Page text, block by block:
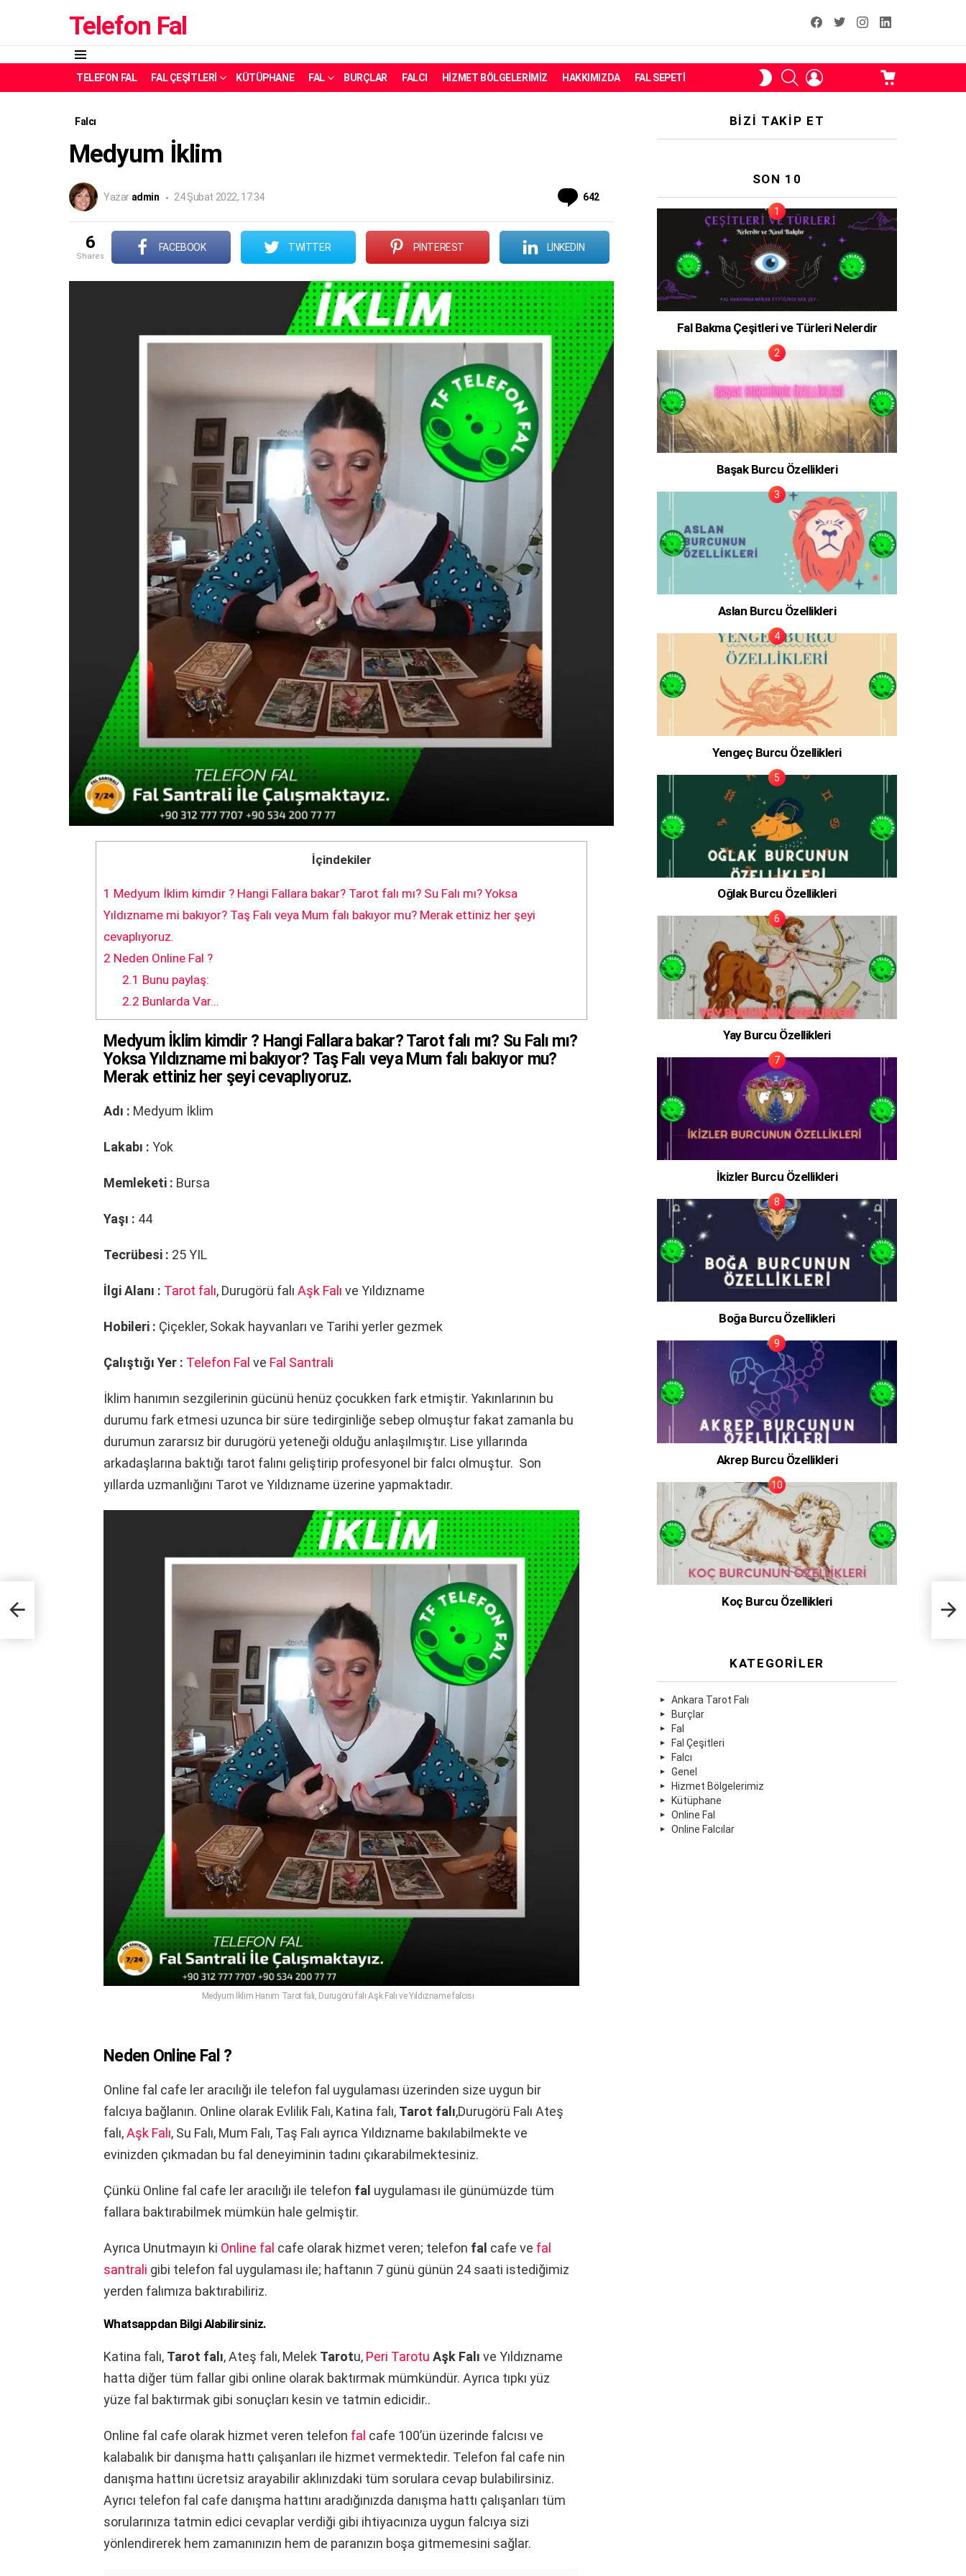
Telefon Fal facebook
T instagramLinkedin Fal
Menü
TELEFON FAL FAL ÇEŞITLERI KÜTÜPHANE FAL BURÇLAR FALCI HIZMET BÖLGELERIMIZ HAKKIMIZDA FAL SEPETI
SKIN
ANAHTARI
ARAMA
Falcı
Medyum İklim
Yazar admin 24 Şubat 2022, 17:34 642
6
shares
FACEBOOK TWITTER PINTEREST LINKEDIN
İçindekiler
1 Medyum İklim kimdir ? Hangi Fallara bakar? Tarot falı mı? Su Falı mı? Yoksa
Yıldızname mi bakıyor? Taş Falı veya Mum falı bakıyor mu? Merak ettiniz her şeyi
cevaplıyoruz.
2 Neden Online Fal ?
2.1 Bunu paylaş:
2.2 Bunlarda Var...
Medyum İklim kimdir ? Hangi Fallara bakar? Tarot falı mı? Su Falı mı?
Yoksa Yıldızname mi bakıyor? Taş Falı veya Mum falı bakıyor mu?
Merak ettiniz her şeyi cevaplıyoruz.
Adı : Medyum İklim
Lakabı : Yok
Memleketi : Bursa
Yaşı : 44
Tecrübesi : 25 YIL
İlgi Alanı : Tarot falı, Durugörü falı Aşk Falı ve Yıldızname
Hobileri : Çiçekler, Sokak hayvanları ve Tarihi yerler gezmek
Çalıştığı Yer : Telefon Fal ve Fal Santrali
İklim hanımın sezgilerinin gücünü henüz çocukken fark etmiştir. Yakınlarının bu
durumu fark etmesi uzunca bir süre tedirginliğe sebep olmuştur fakat zamanla bu
durumun zararsız bir durugörü yeteneği olduğu anlaşılmıştır. Lise yıllarında
arkadaşlarına baktığı tarot falını geliştirip profesyonel bir falcı olmuştur. Son
yıllarda uzmanlığını Tarot ve Yıldızname üzerine yapmaktadır.
Medyum İklim Hanım Tarot falı, Durugörü falı Aşk Falı ve Yıldızname falcısı
Neden Online Fal ?
Online fal cafe ler aracılığı ile telefon fal uygulaması üzerinden size uygun bir
falcıya bağlanın. Online olarak Evlilik Falı, Katina falı, Tarot falı,Durugörü Falı Ateş
falı,Aşk Falı, Su Falı, Mum Falı, Taş Falı ayrıca Yıldızname bakılabilmekte ve
evinizden çıkmadan bu fal deneyiminin tadını çıkarabilmektesiniz.
Çünkü Online fal cafe ler aracılığı ile telefon fal uygulaması ile günümüzde tüm
fallara baktırabilmek mümkün hale gelmiştir.
Ayrıca Unutmayın ki Online fal cafe olarak hizmet veren; telefon fal cafe ve fal
santrali gibi telefon fal uygulaması ile; haftanın 7 günü günün 24 saati istediğimiz
yerden falımıza baktırabiliriz.
Whatsappdan Bilgi Alabilirsiniz.
Katina falı, Tarot falı, Ateş falı, Melek Tarotu, Peri Tarotu Aşk Falı ve Yıldızname
hatta diğer tüm fallar gibi online olarak baktırmak mümkündür. Ayrıca tıpkı yüz
yüze fal baktırmak gibi sonuçları kesin ve tatmin edicidir..
Online fal cafe olarak hizmet veren telefon fal cafe 100’ün üzerinde falcısı ve
kalabalık bir danışma hattı çalışanları ile hizmet vermektedir. Telefon fal cafe nin
danışma hattını ücretsiz arayabilir aklınızdaki tüm sorulara cevap bulabilirsiniz.
Ayrıcı telefon fal cafe danışma hattını aradığınızda danışma hattı çalışanları tüm
sorularınıza tatmin edici cevaplar verdiği gibi ihtiyacınıza uygun falcıya sizi
yönlendirerek hem zamanınızın hem de paranızın boşa gitmemesini sağlar.
BIZI TAKIP ET
SON 10
Fal Bakma Çeşitleri ve Türleri Nelerdir
Başak Burcu Özellikleri
Aslan Burcu Özellikleri
Yengeç Burcu Özellikleri
Oğlak Burcu Özellikleri
Yay Burcu Özellikleri
İkizler Burcu Özellikleri
Boğa Burcu Özellikleri
Akrep Burcu Özellikleri
Koç Burcu Özellikleri
KATEGORILER
Ankara Tarot Falı
Burçlar
Fal
Fal Çeşitleri
Falcı
Genel
Hizmet Bölgelerimiz
Kütüphane
Online Fal
Online Falcılar